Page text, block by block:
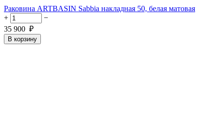
Раковина ARTBASIN Sabbia накладная 50, белая матовая
+
−
35 900 ₽
В корзину